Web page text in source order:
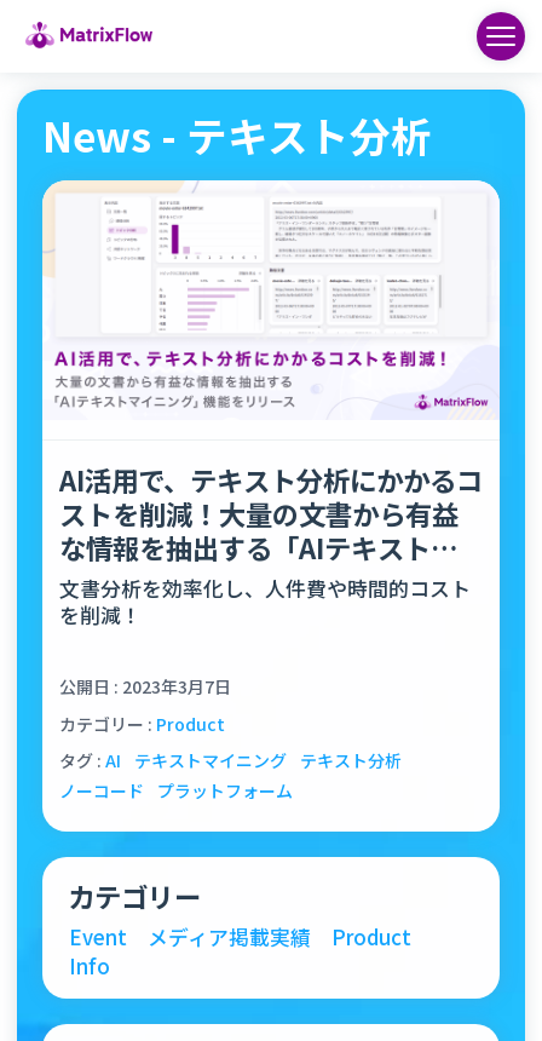
News - テキスト分析
AI活用で、テキスト分析にかかるコ
ストを削減！大量の文書から有益
な情報を抽出する「AIテキストマ
イニング」機能をリリース
文書分析を効率化し、人件費や時間的コスト
を削減！
公開日 : 2023年3月7日
カテゴリー : Product
タグ : AI テキストマイニング テキスト分析
ノーコード
プラットフォーム
カテゴリー
Event メディア掲載実績
Product
Info